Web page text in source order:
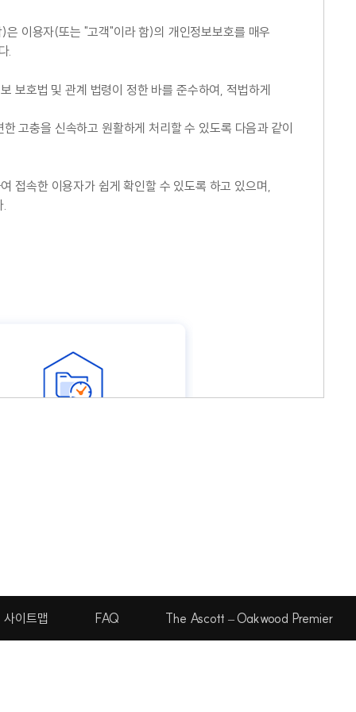
이용자(또는 "고객"이라 함)의 개인정보보호를 매우
.
보호법 및 관계 법령이 정한 바를 준수하여, 적법하게
고충을 신속하고 원활하게 처리할 수 있도록 다음과 같이
접속한 이용자가 쉽게 확인할 수 있도록 하고 있으며,
.
사이트맵 FAQ The Ascott – Oakwood Premier